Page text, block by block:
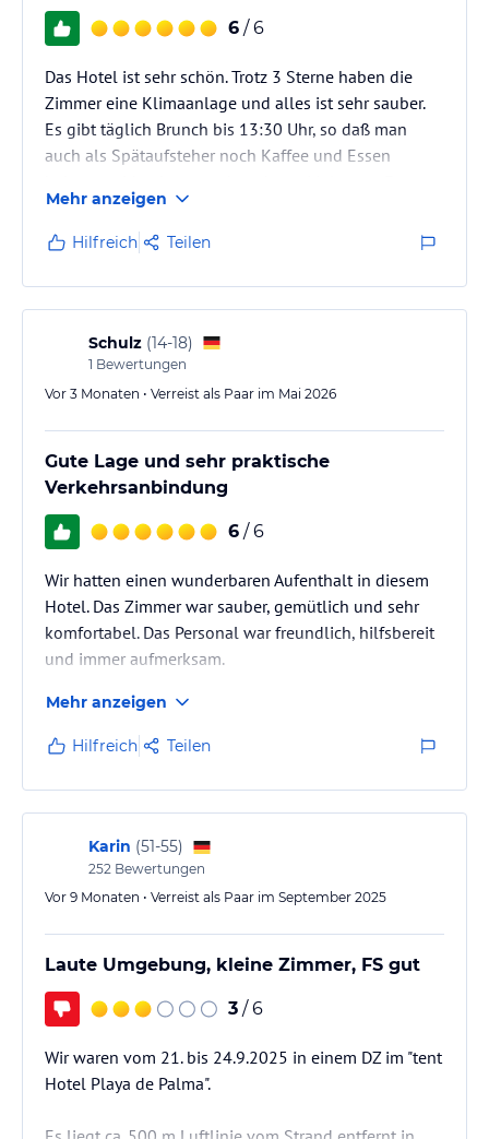
6 / 6
Das Hotel ist sehr schön. Trotz 3 Sterne haben die
Zimmer eine Klimaanlage und alles ist sehr sauber.
Es gibt täglich Brunch bis 13:30 Uhr, so daß man
auch als Spätaufsteher noch Kaffee und Essen
gehen, so dass man frühstücken und später noch zu
Mittag essen kann durch den Brunch. Es gibt sogar
eine Mikrowelle, wenn man nicht jeden Tag essen
gehen will und man kann sich über einen QR Code
Essen ins Hotel liefern lassen. Das Personal ist sehr
freundlich und kümmert…
Mehr anzeigen
Hilfreich Teilen
Schulz (14-18)
1 Bewertungen
Vor 3 Monaten • Verreist als Paar im Mai 2026
Gute Lage und sehr praktische
Verkehrsanbindung
6 / 6
Wir hatten einen wunderbaren Aufenthalt in diesem
Hotel. Das Zimmer war sauber, gemütlich und sehr
komfortabel. Das Personal war freundlich, hilfsbereit
und immer aufmerksam.
Besonders gefallen hat uns die gemütliche Terrasse,
auf der man sich perfekt entspannen konnte.
Außerdem gibt es einen Billardtisch und Tischtennis,
was den Aufenthalt noch angenehmer gemacht hat.
Die Lage ist ebenfalls sehr praktisch, da sich eine
Bushaltestelle in der Nähe befindet. An der Rezeption
kann man ganz einfach ein Taxi rufen…
Mehr anzeigen
Hilfreich Teilen
Karin (51-55)
252 Bewertungen
Vor 9 Monaten • Verreist als Paar im September 2025
Laute Umgebung, kleine Zimmer, FS gut
3 / 6
Wir waren vom 21. bis 24.9.2025 in einem DZ im "tent
Hotel Playa de Palma".